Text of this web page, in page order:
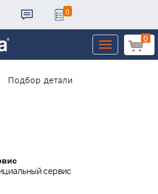
0
0
Toggle
navigation
Подбор детали
сервис